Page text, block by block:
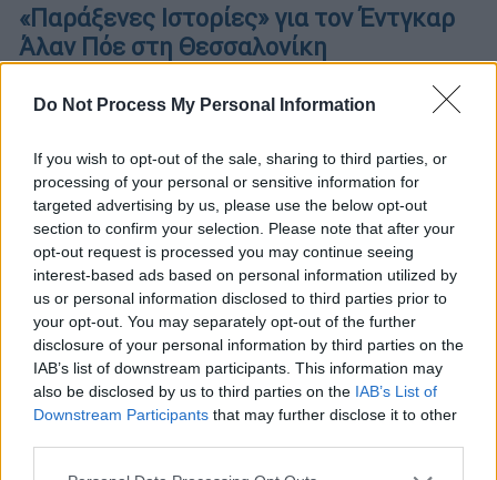
Do Not Process My Personal Information
If you wish to opt-out of the sale, sharing to third parties, or
processing of your personal or sensitive information for
targeted advertising by us, please use the below opt-out
section to confirm your selection. Please note that after your
opt-out request is processed you may continue seeing
interest-based ads based on personal information utilized by
us or personal information disclosed to third parties prior to
your opt-out. You may separately opt-out of the further
disclosure of your personal information by third parties on the
IAB’s list of downstream participants. This information may
also be disclosed by us to third parties on the IAB’s List of
Downstream Participants that may further disclose it to other
Please note that this website/app uses one or more Google
«Παράξενες Ιστορίες» για τον Έντγκαρ
Άλαν Πόε στη Θεσσαλονίκη
Μια διαφορετική παράσταση, παραγωγή του
Φεστιβάλ Αθηνών 2019, οι «Παράξενες
Θεσσαλονίκης
ΑΛΛΑ #TAGS
συγγραφέας
ειδήσεις τώρα
σαν σημερα
θάνατος
θεατρική παράσταση
τάφος
Δημήτρια